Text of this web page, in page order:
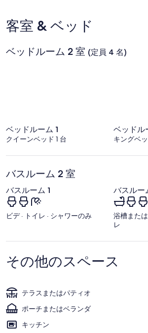
ル
フ
ゾ
ー
イ
ン
ル
ア
空
客室 & ベッド
ベッドルーム 2 室 (定員 4 名)
ベッドルーム 1
クイーンベッド 1 台
ベッドル
キングベ
バスルーム 2 室
バスルーム 1
ビデ · トイレ · シャワーのみ
バスルー
浴槽または
レ
その他のスペース
テラスまたはパティオ
ポーチまたはベランダ
キッチン